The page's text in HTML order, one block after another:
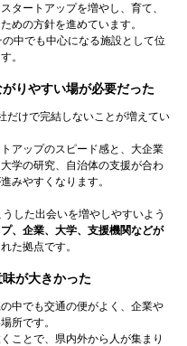
タートアップを増やし、育て、
めの方針を進めています。
の中でも中心になる施設として位
。
りやすい場が必要だった
だけで完結しないことが増えてい
アップのスピード感と、大企業
学の研究、自治体の支援が合わ
みやすくなります。
うした出会いを増やしやすいよう
、企業、大学、支援機関などが
た拠点です。
が大きかった
中でも交通の便がよく、企業や
所です。
ことで、県内外から人が集まり